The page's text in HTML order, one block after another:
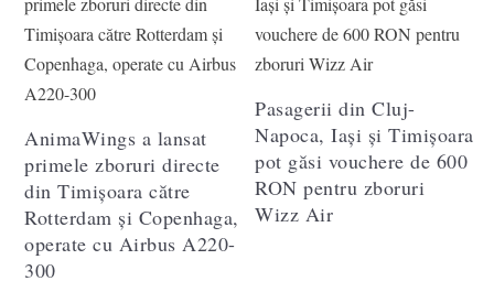
AnimaWings a lansat
primele zboruri directe
din Timișoara către
Rotterdam și Copenhaga,
operate cu Airbus A220-
300
Pasagerii din Cluj-
Napoca, Iași și Timișoara
pot găsi vouchere de 600
RON pentru zboruri
Wizz Air